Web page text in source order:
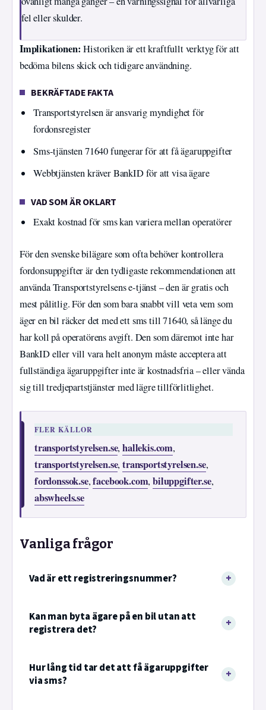
fel eller skulder.
Implikationen: Historiken är ett kraftfullt verktyg för att
bedöma bilens skick och tidigare användning.
BEKRÄFTADE FAKTA
Transportstyrelsen är ansvarig myndighet för
fordonsregister
Sms-tjänsten 71640 fungerar för att få ägaruppgifter
Webbtjänsten kräver BankID för att visa ägare
VAD SOM ÄR OKLART
Exakt kostnad för sms kan variera mellan operatörer
För den svenske bilägare som ofta behöver kontrollera
fordonsuppgifter är den tydligaste rekommendationen att
använda Transportstyrelsens e-tjänst – den är gratis och
mest pålitlig. För den som bara snabbt vill veta vem som
äger en bil räcker det med ett sms till 71640, så länge du
har koll på operatörens avgift. Den som däremot inte har
BankID eller vill vara helt anonym måste acceptera att
fullständiga ägaruppgifter inte är kostnadsfria – eller vända
sig till tredjepartstjänster med lägre tillförlitlighet.
FLER KÄLLOR
transportstyrelsen.se,hallekis.com,
transportstyrelsen.se,transportstyrelsen.se,
fordonssok.se,facebook.com,biluppgifter.se,
abswheels.se
Vanliga frågor
Vad är ett registreringsnummer?
Kan man byta ägare på en bil utan att
registrera det?
Hur lång tid tar det att få ägaruppgifter
via sms?